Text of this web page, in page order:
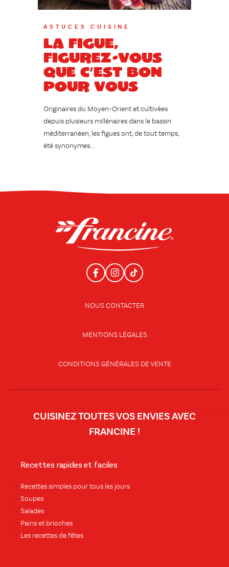
ASTUCES CUISINE
La figue,
figurez-vous
que c’est bon
pour vous
Originaires du Moyen-Orient et cultivées
depuis plusieurs millénaires dans le bassin
méditerranéen, les figues ont, de tout temps,
été synonymes...
NOUS CONTACTER
MENTIONS LÉGALES
CONDITIONS GÉNÉRALES DE VENTE
CUISINEZ TOUTES VOS ENVIES AVEC
FRANCINE !
Recettes rapides et faciles
Recettes simples pour tous les jours
Soupes
Salades
Pains et brioches
Les recettes de fêtes